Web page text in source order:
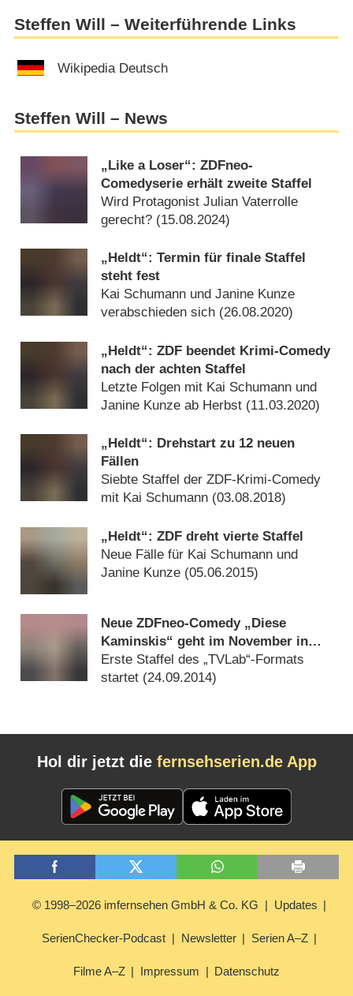
Steffen Will – Weiterführende Links
Wikipedia Deutsch
Steffen Will – News
„Like a Loser“: ZDFneo-
Comedyserie erhält zweite Staffel
Wird Protagonist Julian Vaterrolle
gerecht? (15.08.2024)
„Heldt“: Termin für finale Staffel
steht fest
Kai Schumann und Janine Kunze
verabschieden sich (26.08.2020)
„Heldt“: ZDF beendet Krimi-Comedy
nach der achten Staffel
Letzte Folgen mit Kai Schumann und
Janine Kunze ab Herbst (11.03.2020)
„Heldt“: Drehstart zu 12 neuen
Fällen
Siebte Staffel der ZDF-Krimi-Comedy
mit Kai Schumann (03.08.2018)
„Heldt“: ZDF dreht vierte Staffel
Neue Fälle für Kai Schumann und
Janine Kunze (05.06.2015)
Neue ZDFneo-Comedy „Diese
Kaminskis“ geht im November in
Serie
Erste Staffel des „TVLab“-Formats
startet (24.09.2014)
Hol dir jetzt die fernsehserien.de App
© 1998–2026 imfernsehen GmbH & Co. KG Updates
SerienChecker-Podcast Newsletter Serien A–Z
Filme A–Z Impressum Datenschutz